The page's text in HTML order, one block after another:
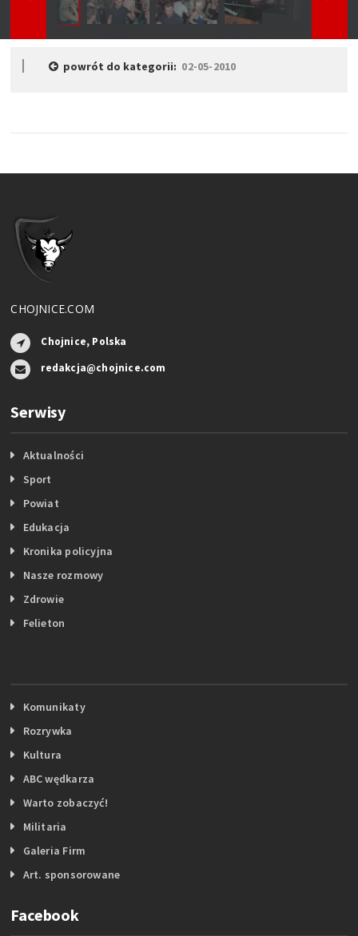
powrót do kategorii: 02-05-2010
CHOJNICE.COM
Chojnice, Polska
redakcja@chojnice.com
Serwisy
Aktualności
Sport
Powiat
Edukacja
Kronika policyjna
Nasze rozmowy
Zdrowie
Felieton
Komunikaty
Rozrywka
Kultura
ABC wędkarza
Warto zobaczyć!
Militaria
Galeria Firm
Art. sponsorowane
Facebook